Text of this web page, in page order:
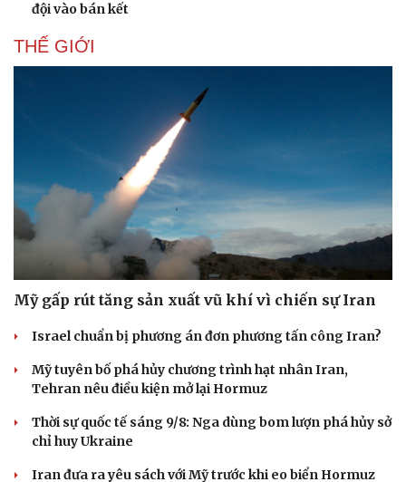
đội vào bán kết
THẾ GIỚI
Mỹ gấp rút tăng sản xuất vũ khí vì chiến sự Iran
Israel chuẩn bị phương án đơn phương tấn công Iran?
Mỹ tuyên bố phá hủy chương trình hạt nhân Iran,
Tehran nêu điều kiện mở lại Hormuz
Thời sự quốc tế sáng 9/8: Nga dùng bom lượn phá hủy sở
chỉ huy Ukraine
Iran đưa ra yêu sách với Mỹ trước khi eo biển Hormuz